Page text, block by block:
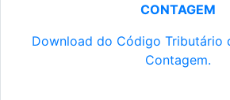
CONTAGEM
Download do Código Tributário
Contagem.